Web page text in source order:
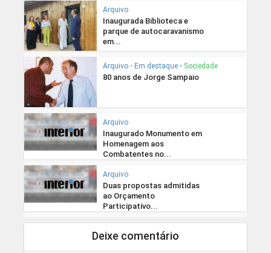
Arquivo
Inaugurada Biblioteca e
parque de autocaravanismo
em...
Arquivo • Em destaque • Sociedade
80 anos de Jorge Sampaio
Arquivo
Inaugurado Monumento em
Homenagem aos
Combatentes no...
Arquivo
Duas propostas admitidas
ao Orçamento
Participativo...
Deixe comentário